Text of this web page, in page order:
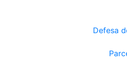
Defesa